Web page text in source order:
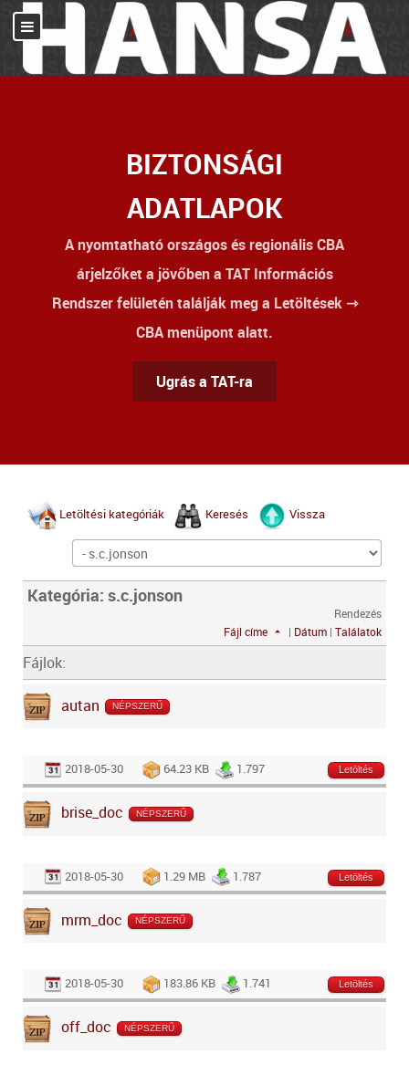
BIZTONSÁGI
ADATLAPOK
A nyomtatható országos és regionálisCBA
árjelzőket a jövőben a TAT Információs
Rendszerfelületén találják meg a Letöltések ⇾
CBA menüpont alatt.
Ugrás a TAT-ra
Letöltési kategóriák Keresés Vissza
Kategória: s.c.jonson
Rendezés
Fájl címe
| Dátum | Találatok
Fájlok:
autan NÉPSZERŰ
2018-05-30 64.23 KB 1.797 Letöltés
brise_doc NÉPSZERŰ
2018-05-30 1.29 MB 1.787 Letöltés
mrm_doc NÉPSZERŰ
2018-05-30 183.86 KB 1.741 Letöltés
off_doc NÉPSZERŰ